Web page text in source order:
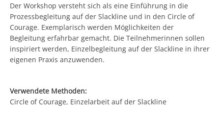
Der Workshop versteht sich als eine Einführung in die
Prozessbegleitung auf der Slackline und in den Circle of
Courage. Exemplarisch werden Möglichkeiten der
Begleitung erfahrbar gemacht. Die Teilnehmerinnen sollen
inspiriert werden, Einzelbegleitung auf der Slackline in ihrer
eigenen Praxis anzuwenden.
Verwendete Methoden:
Circle of Courage, Einzelarbeit auf der Slackline